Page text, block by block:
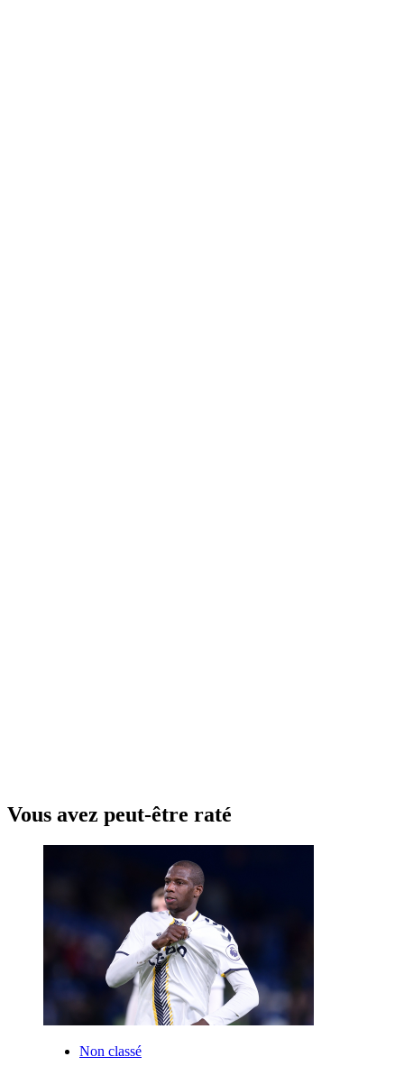
Vous avez peut-être raté
Non classé